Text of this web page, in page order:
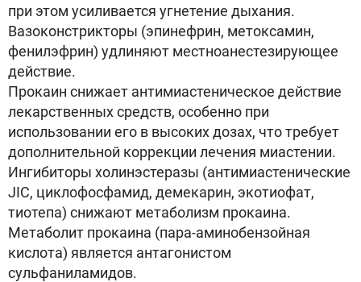
при этом усиливается угнетение дыхания.
Вазоконстрикторы (эпинефрин, метоксамин,
фенилэфрин) удлиняют местноанестезирующее
действие.
Прокаин снижает антимиастеническое действие
лекарственных средств, особенно при
использовании его в высоких дозах, что требует
дополнительной коррекции лечения миастении.
Ингибиторы холинэстеразы (антимиастенические
JIC, циклофосфамид, демекарин, экотиофат,
тиотепа) снижают метаболизм прокаина.
Метаболит прокаина (пара-аминобензойная
кислота) является антагонистом
сульфаниламидов.